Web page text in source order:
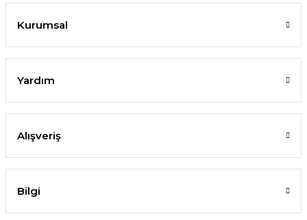
Kurumsal
Yardım
Alışveriş
Bilgi